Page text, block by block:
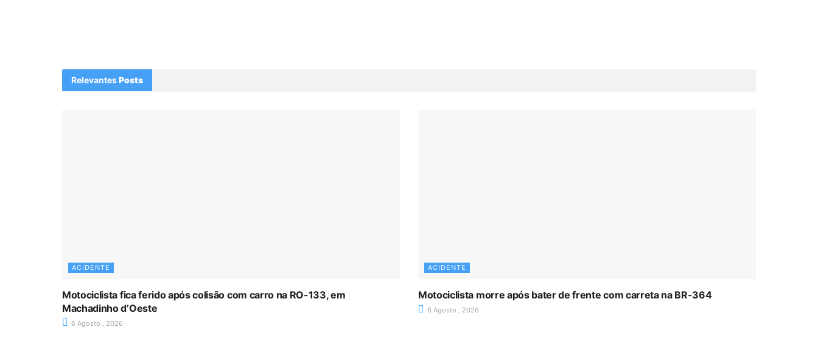
RelevantesPosts
ACIDENTE
Motociclista fica ferido após colisão com carro na RO-133, em
Machadinho d’Oeste
6 Agosto , 2026
ACIDENTE
Motociclista morre após bater de frente com carreta na BR-364
6 Agosto , 2026